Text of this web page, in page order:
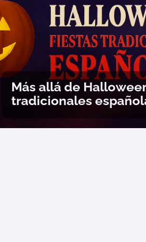
Más allá de
tradicionales